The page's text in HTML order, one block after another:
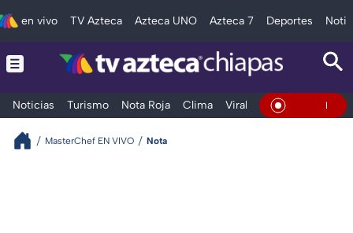
en vivo TV Azteca Azteca UNO Azteca 7 Deportes
Noticias Turismo Nota Roja Clima Viral y Tendencia En Vivo
MasterChef EN VIVO Nota